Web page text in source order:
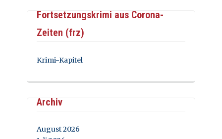
Fortsetzungskrimi aus Corona-
Zeiten (frz)
Krimi-Kapitel
Archiv
August 2026